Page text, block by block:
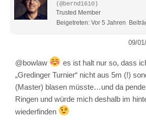
(@bernd1610)
Trusted Member
Beigetreten: Vor 5 Jahren
09/
@bowlaw
es ist halt nur so, dass
„Gredinger Turnier“ nicht aus 5m (!)
(Master) blasen müsste…und da
Ringen und würde mich deshalb im
wiederfinden